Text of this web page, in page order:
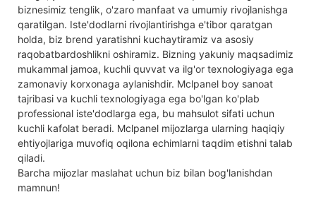
biznesimiz tenglik, o'zaro manfaat va umumiy rivojlanishga
qaratilgan. Iste'dodlarni rivojlantirishga e'tibor qaratgan
holda, biz brend yaratishni kuchaytiramiz va asosiy
raqobatbardoshlikni oshiramiz. Bizning yakuniy maqsadimiz
mukammal jamoa, kuchli quvvat va ilg'or texnologiyaga ega
zamonaviy korxonaga aylanishdir. Mclpanel boy sanoat
tajribasi va kuchli texnologiyaga ega bo'lgan ko'plab
professional iste'dodlarga ega, bu mahsulot sifati uchun
kuchli kafolat beradi. Mclpanel mijozlarga ularning haqiqiy
ehtiyojlariga muvofiq oqilona echimlarni taqdim etishni talab
qiladi.
Barcha mijozlar maslahat uchun biz bilan bog'lanishdan
mamnun!